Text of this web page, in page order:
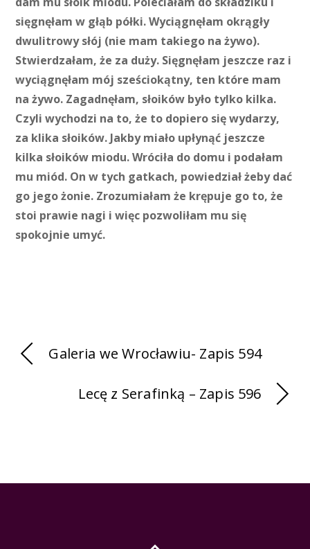
sięgnęłam w głąb półki. Wyciągnęłam okrągły
dwulitrowy słój (nie mam takiego na żywo).
Stwierdzałam, że za duży. Sięgnęłam jeszcze raz i
wyciągnęłam mój sześciokątny, ten które mam
na żywo. Zagadnęłam, słoików było tylko kilka.
Czyli wychodzi na to, że to dopiero się wydarzy,
za klika słoików. Jakby miało upłynąć jeszcze
kilka słoików miodu. Wróciła do domu i podałam
mu miód. On w tych gatkach, powiedział żeby dać
go jego żonie. Zrozumiałam że krępuje go to, że
stoi prawie nagi i więc pozwoliłam mu się
spokojnie umyć.
Galeria we Wrocławiu- Zapis 594
Lecę z Serafinką – Zapis 596